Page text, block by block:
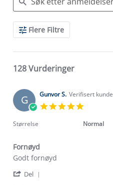
Search
ReviewsFlere Filtre
128 Vurderinger
G Gunvor S. Verifisert kunde
rating
Størrelse Normal
Fornøyd
Review
Gunvor
review
Fornøyd
Godt fornøyd
Del